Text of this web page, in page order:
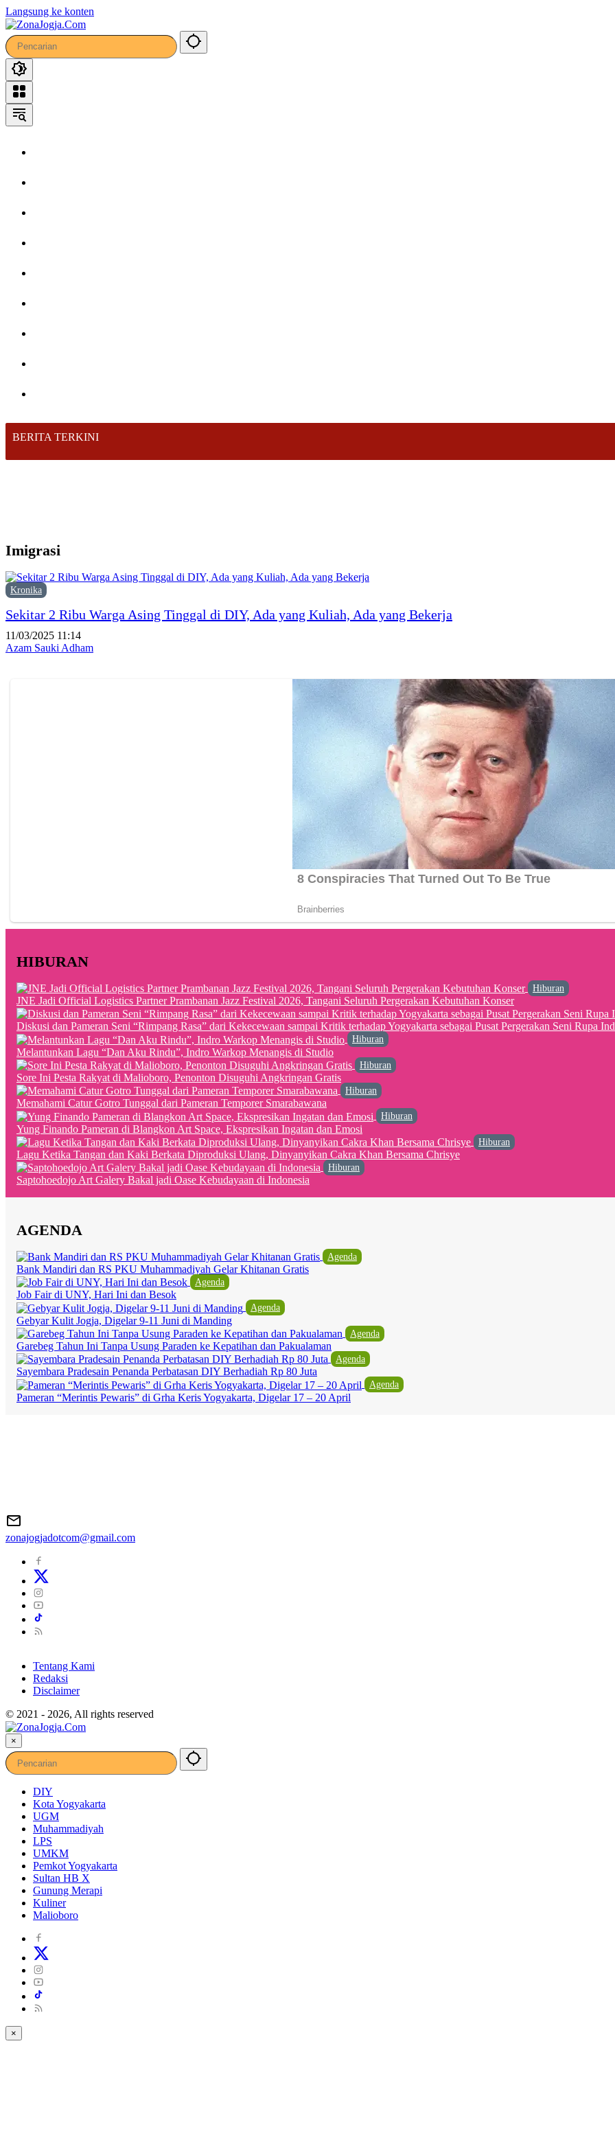
Langsung ke konten
BERITA TERKINI
Imigrasi
Kronika
Sekitar 2 Ribu Warga Asing Tinggal di DIY, Ada yang Kuliah, Ada yang Bekerja
11/03/2025 11:14
Azam Sauki Adham
HIBURAN
Hiburan
JNE Jadi Official Logistics Partner Prambanan Jazz Festival 2026, Tangani Seluruh Pergerakan Kebutuhan Konser
Diskusi dan Pameran Seni “Rimpang Rasa” dari Kekecewaan sampai Kritik terhadap Yogyakarta sebagai Pusat Pergerakan Seni Rupa
Hiburan
Melantunkan Lagu “Dan Aku Rindu”, Indro Warkop Menangis di Studio
Hiburan
Sore Ini Pesta Rakyat di Malioboro, Penonton Disuguhi Angkringan Gratis
Hiburan
Memahami Catur Gotro Tunggal dari Pameran Temporer Smarabawana
Hiburan
Yung Finando Pameran di Blangkon Art Space, Ekspresikan Ingatan dan Emosi
Hiburan
Lagu Ketika Tangan dan Kaki Berkata Diproduksi Ulang, Dinyanyikan Cakra Khan Bersama Chrisye
Hiburan
Saptohoedojo Art Galery Bakal jadi Oase Kebudayaan di Indonesia
AGENDA
Agenda
Bank Mandiri dan RS PKU Muhammadiyah Gelar Khitanan Gratis
Agenda
Job Fair di UNY, Hari Ini dan Besok
Agenda
Gebyar Kulit Jogja, Digelar 9-11 Juni di Manding
Agenda
Garebeg Tahun Ini Tanpa Usung Paraden ke Kepatihan dan Pakualaman
Agenda
Sayembara Pradesain Penanda Perbatasan DIY Berhadiah Rp 80 Juta
Agenda
Pameran “Merintis Pewaris” di Grha Keris Yogyakarta, Digelar 17 – 20 April
zonajogjadotcom@gmail.com
Tentang Kami
Redaksi
Disclaimer
© 2021 - 2026, All rights reserved
×
DIY
Kota Yogyakarta
UGM
Muhammadiyah
LPS
UMKM
Pemkot Yogyakarta
Sultan HB X
Gunung Merapi
Kuliner
Malioboro
×